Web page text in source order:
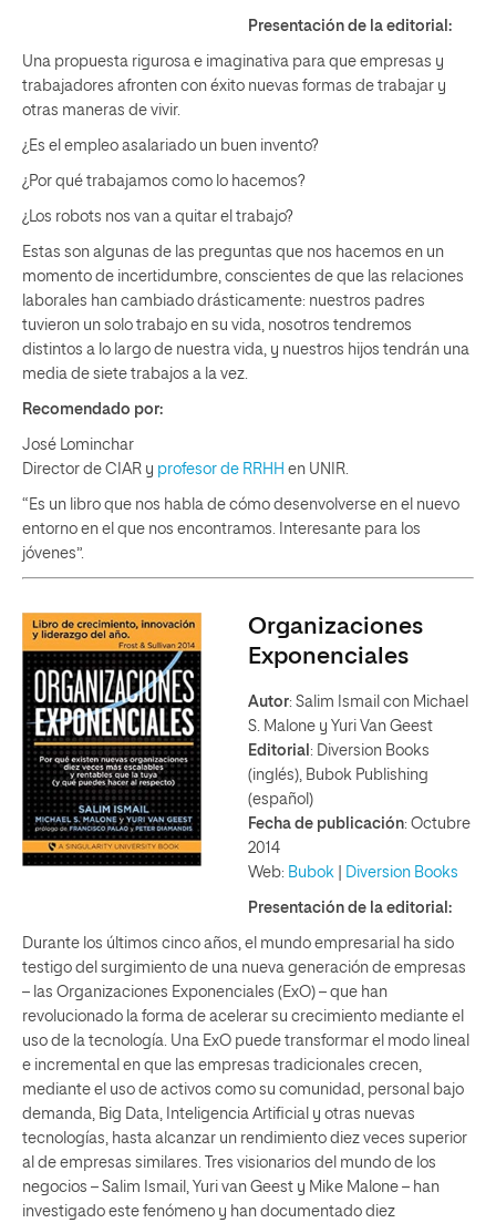
Presentación de la editorial:
Una propuesta rigurosa e imaginativa para que empresas y
trabajadores afronten con éxito nuevas formas de trabajar y
otras maneras de vivir.
¿Es el empleo asalariado un buen invento?
¿Por qué trabajamos como lo hacemos?
¿Los robots nos van a quitar el trabajo?
Estas son algunas de las preguntas que nos hacemos en un
momento de incertidumbre, conscientes de que las relaciones
laborales han cambiado drásticamente: nuestros padres
tuvieron un solo trabajo en su vida, nosotros tendremos
distintos a lo largo de nuestra vida, y nuestros hijos tendrán una
media de siete trabajos a la vez.
Recomendado por:
José Lominchar
Director de CIAR y profesor de RRHH en UNIR.
“Es un libro que nos habla de cómo desenvolverse en el nuevo
entorno en el que nos encontramos. Interesante para los
jóvenes”.
Organizaciones
Exponenciales
Autor: Salim Ismail con Michael
S. Malone y Yuri Van Geest
Editorial : Diversion Books
(inglés), Bubok Publishing
(español)
Fecha de publicación: Octubre
2014
Web: Bubok Diversion Books
Presentación de la editorial:
Durante los últimos cinco años, el mundo empresarial ha sido
testigo del surgimiento de una nueva generación de empresas
– las Organizaciones Exponenciales (ExO) – que han
revolucionado la forma de acelerar su crecimiento mediante el
uso de la tecnología. Una ExO puede transformar el modo lineal
e incremental en que las empresas tradicionales crecen,
mediante el uso de activos como su comunidad, personal bajo
demanda, Big Data, Inteligencia Artificial y otras nuevas
tecnologías, hasta alcanzar un rendimiento diez veces superior
al de empresas similares. Tres visionarios del mundo de los
negocios – Salim Ismail, Yuri van Geest y Mike Malone – han
investigado este fenómeno y han documentado diez